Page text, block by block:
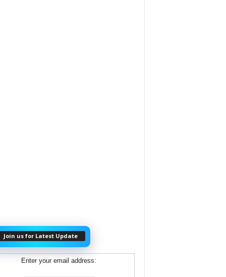
Join us for Latest Update
Enter your email address: